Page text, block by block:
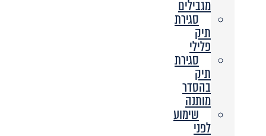
מגבילים
סגירת
תיק
פלילי
סגירת
תיק
בהסדר
מותנה
שימוע
לפני